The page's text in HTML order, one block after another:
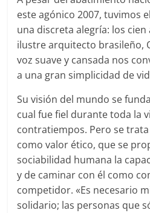
este agónico 2007, tuvimos
una discreta alegría: los
ilustre arquitecto brasileño,
voz suave y cansada nos
a una gran simplicidad de
Su visión del mundo se
cual fue fiel durante toda la
contratiempos. Pero se
como valor ético, que se
sociabilidad humana la
y de caminar con él como
competidor. «Es necesario
solidario; las personas que